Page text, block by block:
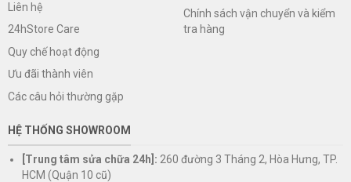
Liên hệ
24hStore Care
Quy chế hoạt động
Ưu đãi thành viên
Các câu hỏi thường gặp
Chính sách vận chuyển và kiểm
tra hàng
HỆ THỐNG SHOWROOM
[Trung tâm sửa chữa 24h]: 260 đường 3 Tháng 2, Hòa Hưng, TP.
HCM (Quận 10 cũ)